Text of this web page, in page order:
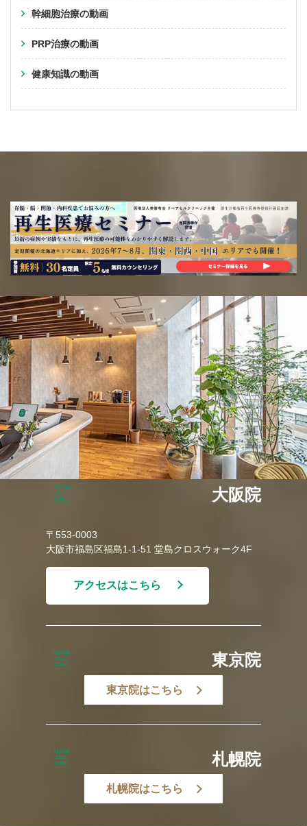
幹細胞治療の動画
PRP治療の動画
健康知識の動画
大阪院
〒553-0003
大阪市福島区福島1-1-51 堂島クロスウォーク4F
アクセスはこちら
東京院
東京院はこちら
札幌院
札幌院はこちら